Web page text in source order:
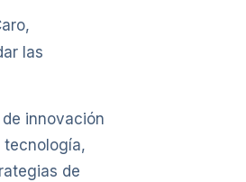
las
innovación
tecnología,
de